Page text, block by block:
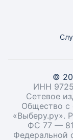
©
ИНН
Сетевое
Общество с
«Выберу.ру».
ФС 77 —
Федеральной